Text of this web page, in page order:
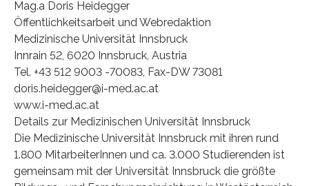
Mag.a Doris Heidegger
Öffentlichkeitsarbeit und Webredaktion
Medizinische Universität Innsbruck
Innrain 52, 6020 Innsbruck, Austria
Tel. +43 512 9003 -70083, Fax-DW 73081
doris.heidegger@i-med.ac.at
www.i-med.ac.at
Details zur Medizinischen Universität Innsbruck
Die Medizinische Universität Innsbruck mit ihren rund
1.800 MitarbeiterInnen und ca. 3.000 Studierenden ist
gemeinsam mit der Universität Innsbruck die größte